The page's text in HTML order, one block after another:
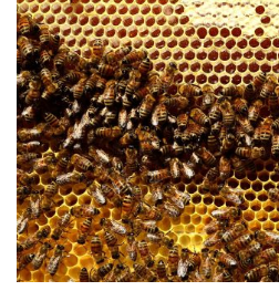
conocer
el
impacto
de
los
incendios
en
el
sector